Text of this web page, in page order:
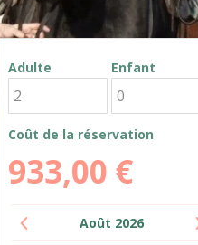
Adulte Enfant
Coût de la réservation
933,00 €
Août 2026